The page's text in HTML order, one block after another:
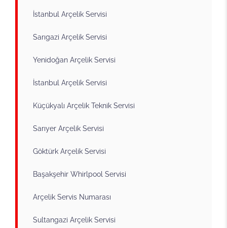
İstanbul Arçelik Servisi
Sarıgazi Arçelik Servisi
Yenidoğan Arçelik Servisi
İstanbul Arçelik Servisi
Küçükyalı Arçelik Teknik Servisi
Sarıyer Arçelik Servisi
Göktürk Arçelik Servisi
Başakşehir Whirlpool Servisi
Arçelik Servis Numarası
Sultangazi Arçelik Servisi